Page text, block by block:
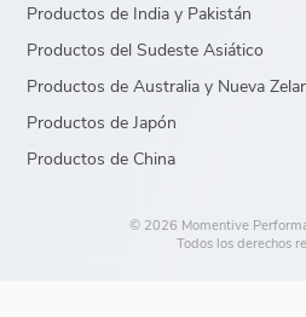
Productos de India y Pakistán
Productos del Sudeste Asiático
Productos de Australia y Nueva
Productos de Japón
Productos de China
© 2026 Momentive
Todos los derechos